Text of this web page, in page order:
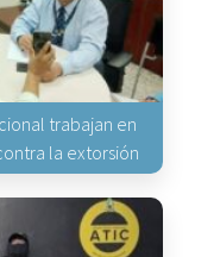
trabajan en
la extorsión